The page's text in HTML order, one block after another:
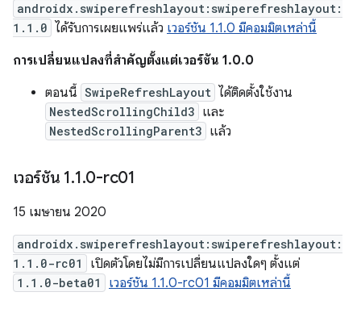
androidx.swiperefreshlayout:swiperefreshlayout:
1.1.0 ได้รับการเผยแพร่แล้ว เวอร์ชัน 1.1.0 มีคอมมิตเหล่านี้
การเปลี่ยนแปลงที่สำคัญตั้งแต่เวอร์ชัน 1.0.0
ตอนนี้ SwipeRefreshLayout ได้ติดตั้งใช้งาน
NestedScrollingChild3 และ
NestedScrollingParent3 แล้ว
เวอร์ชัน 1.1.0-rc01
15 เมษายน 2020
androidx.swiperefreshlayout:swiperefreshlayout:
1.1.0-rc01
เปิดตัวโดยไม่มีการเปลี่ยนแปลงใดๆ ตั้งแต่
1.1.0-beta01 เวอร์ชัน 1.1.0-rc01 มีคอมมิตเหล่านี้